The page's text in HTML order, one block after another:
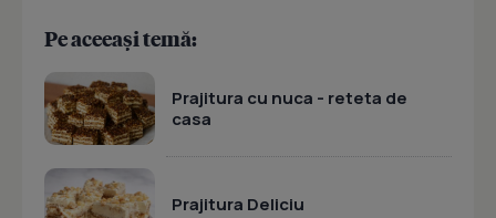
Pe aceeași temă:
Prajitura cu nuca - reteta de
casa
Prajitura Deliciu